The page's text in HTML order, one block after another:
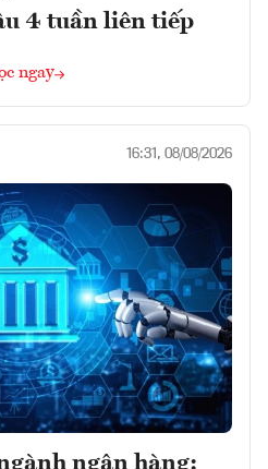
4 tuần liên tiếp
ngay
16:31, 08/08/2026
ngân hàng: